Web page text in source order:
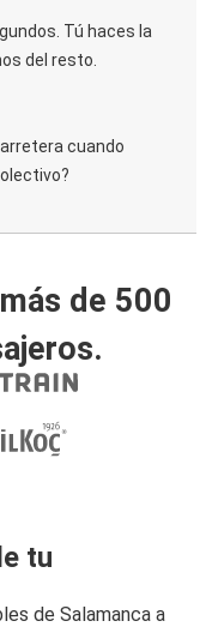
Tú haces la
del resto.
cuando
de 500
tu
de Salamanca a